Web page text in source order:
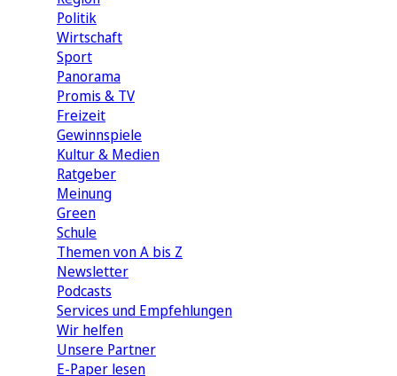
Politik
Wirtschaft
Sport
Panorama
Promis & TV
Freizeit
Gewinnspiele
Kultur & Medien
Ratgeber
Meinung
Green
Schule
Themen von A bis Z
Newsletter
Podcasts
Services und Empfehlungen
Wir helfen
Unsere Partner
E-Paper lesen